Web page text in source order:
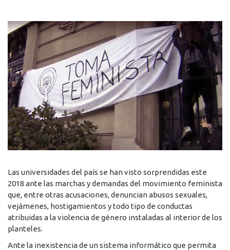
Las universidades del país se han visto sorprendidas este
2018 ante las marchas y demandas del movimiento feminista
que, entre otras acusaciones, denuncian abusos sexuales,
vejámenes, hostigamientos y todo tipo de conductas
atribuidas a la violencia de género instaladas al interior de los
planteles.
Ante la inexistencia de un sistema informático que permita